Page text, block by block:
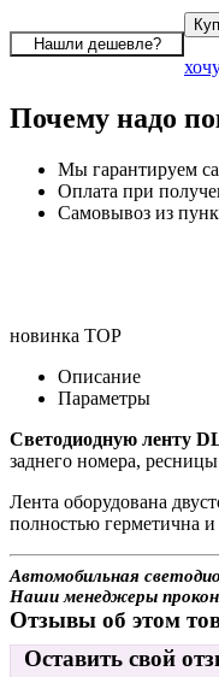
Почему надо
Мы гарантируем
Оплата при
Самовывоз из
новинка TOP
Описание
Параметры
Светодиодную ленту
заднего номера,
Лента оборудована
полностью герметична
Автомобильная
Наши менеджеры
Отзывы об этом
Оставить свой